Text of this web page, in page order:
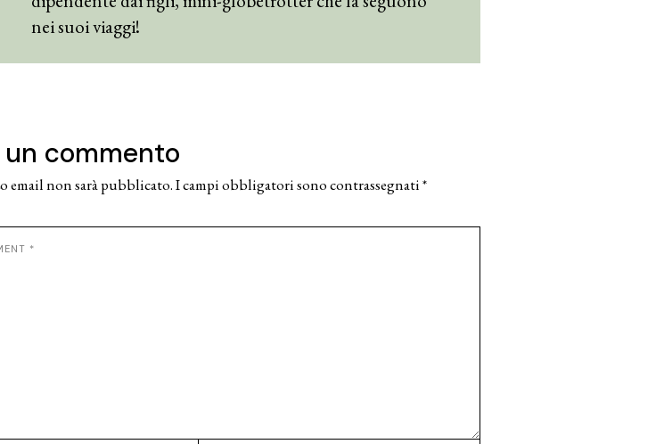
nei suoi viaggi!
commento
email non sarà pubblicato.I campi obbligatori sono contrassegnati*